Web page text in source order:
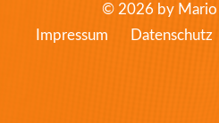
© 2026 by Mario
Impressum
Datenschutz